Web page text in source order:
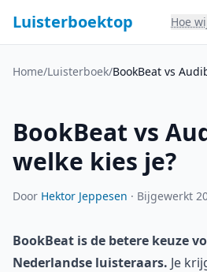
Luisterboektop Hoe
Home/Luisterboek/BookBeat vs
BookBeat vs
welke kies je?
Door Hektor Jeppesen · Bijgewerkt
BookBeat is de betere keuze
Nederlandse luisteraars. Je